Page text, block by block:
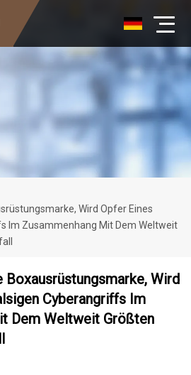
Wird Opfer Eines
Im Zusammenhang Mit Dem Weltweit
Boxausrüstungsmarke, Wird
Cyberangriffs Im
Dem Weltweit Größten